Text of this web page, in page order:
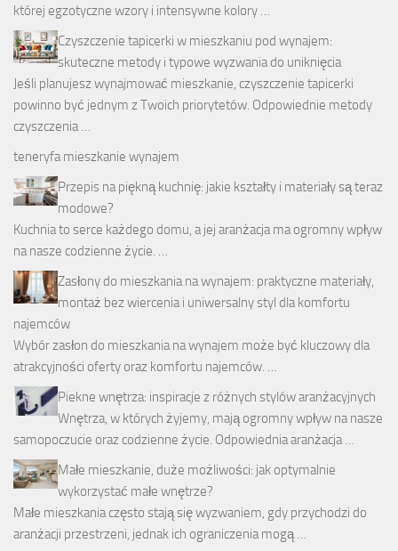
której egzotyczne wzory i intensywne kolory …
Czyszczenie tapicerki w mieszkaniu pod wynajem:
skuteczne metody i typowe wyzwania do uniknięcia
Jeśli planujesz wynajmować mieszkanie, czyszczenie tapicerki
powinno być jednym z Twoich priorytetów. Odpowiednie metody
czyszczenia …
teneryfa mieszkanie wynajem
Przepis na piękną kuchnię: jakie kształty i materiały są teraz
modowe?
Kuchnia to serce każdego domu, a jej aranżacja ma ogromny wpływ
na nasze codzienne życie. …
Zasłony do mieszkania na wynajem: praktyczne materiały,
montaż bez wiercenia i uniwersalny styl dla komfortu
najemców
Wybór zasłon do mieszkania na wynajem może być kluczowy dla
atrakcyjności oferty oraz komfortu najemców. …
Piekne wnętrza: inspiracje z różnych stylów aranżacyjnych
Wnętrza, w których żyjemy, mają ogromny wpływ na nasze
samopoczucie oraz codzienne życie. Odpowiednia aranżacja …
Małe mieszkanie, duże możliwości: jak optymalnie
wykorzystać małe wnętrze?
Małe mieszkania często stają się wyzwaniem, gdy przychodzi do
aranżacji przestrzeni, jednak ich ograniczenia mogą …